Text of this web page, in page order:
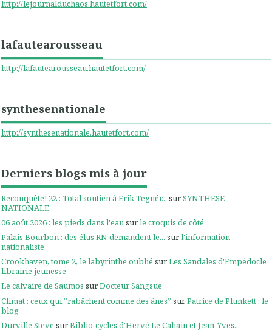
http://lejournalduchaos.hautetfort.com/
lafautearousseau
http://lafautearousseau.hautetfort.com/
synthesenationale
http://synthesenationale.hautetfort.com/
Derniers blogs mis à jour
Reconquête! 22 : Total soutien à Erik Tegnér... surSYNTHESE
NATIONALE
06 août 2026 : les pieds dans l'eausurle croquis de côté
Palais Bourbon : des élus RN demandent le... surl'information
nationaliste
Crookhaven, tome 2, le labyrinthe oublié surLes Sandales d'Empédocle
librairie jeunesse
Le calvaire de Saumos surDocteur Sangsue
Climat : ceux qui ”rabâchent comme des ânes” surPatrice de Plunkett : le
blog
Durville Steve surBiblio-cycles d'Hervé Le Cahain et Jean-Yves...